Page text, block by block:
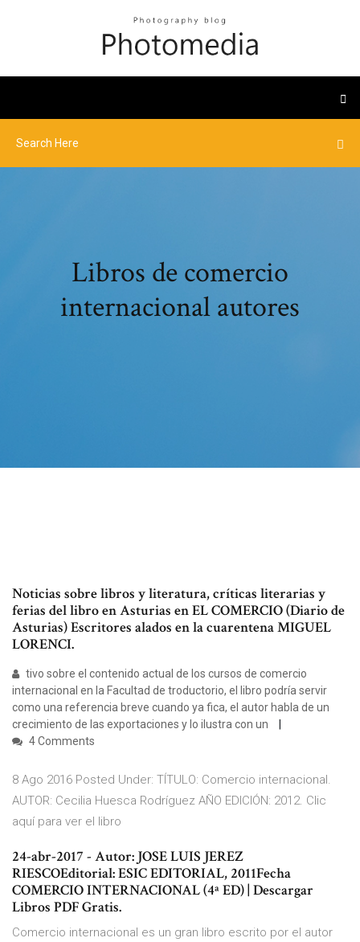
Libros de comercio
internacional autores
Noticias sobre libros y literatura, críticas literarias y
ferias del libro en Asturias en EL COMERCIO (Diario de
Asturias) Escritores alados en la cuarentena MIGUEL
LORENCI.
tivo sobre el contenido actual de los cursos de comercio
internacional en la Facultad de troductorio, el libro podría servir
como una referencia breve cuando ya fica, el autor habla de un
crecimiento de las exportaciones y lo ilustra con un
4 Comments
8 Ago 2016 Posted Under: TÍTULO: Comercio internacional.
AUTOR: Cecilia Huesca Rodríguez AÑO EDICIÓN: 2012. Clic
aquí para ver el libro
24-abr-2017 - Autor: JOSE LUIS JEREZ
RIESCOEditorial: ESIC EDITORIAL, 2011Fecha
COMERCIO INTERNACIONAL (4ª ED) | Descargar
Libros PDF Gratis.
Comercio internacional es un gran libro escrito por el autor